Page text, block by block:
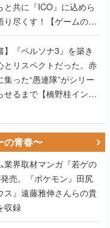
と共に『ICO』に込めら
り尽くす！【ゲームの企
】『ペルソナ3』を築き
とリスペクトだった。赤
った“愚連隊”がシリー
せるまで【橋野桂インタ
の青春〜
業界取材マンガ『若ゲの
売。『ポケモン』田尻
ス』遠藤雅伸さんらの貴
収録